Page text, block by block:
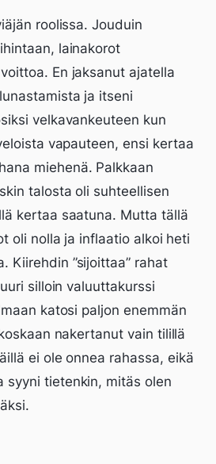
roolissa. Jouduin
lainakorot
En jaksanut ajatella
ja itseni
velkavankeuteen kun
vapauteen, ensi kertaa
miehenä. Palkkaan
talosta oli suhteellisen
kertaa saatuna. Mutta tällä
oli nolla ja inflaatio alkoi heti
Kiirehdin ”sijoittaa” rahat
silloin valuuttakurssi
katosi paljon enemmän
nakertanut vain tilillä
ei ole onnea rahassa, eikä
syyni tietenkin, mitäs olen